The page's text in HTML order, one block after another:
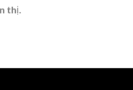
thị.